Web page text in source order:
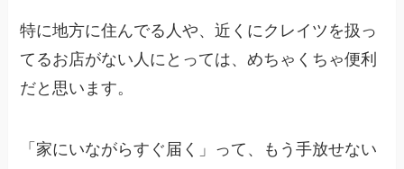
特に地方に住んでる人や、近くにクレイツを扱っ
てるお店がない人にとっては、めちゃくちゃ便利
だと思います。
「家にいながらすぐ届く」って、もう手放せない